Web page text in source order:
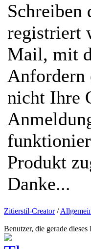
Schreiben
registriert
Mail, mit
Anfordern
nicht Ihre
Produkt
Danke...
Zitierstil-Creator/
Benutzer, die gerade